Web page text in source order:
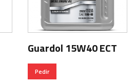
Guardol 15W40 ECT
Pedir